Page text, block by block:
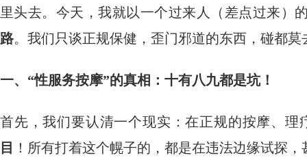
里头去。今天，我就以一个过来人（差点过来）
路。我们只谈正规保健，歪门邪道的东西，碰都莫
一、“性服务按摩”的真相：十有八九都是坑！
首先，我们要认清一个现实：在正规的按摩、理
目 ！所有打着这个幌子的，都是在违法边缘试探